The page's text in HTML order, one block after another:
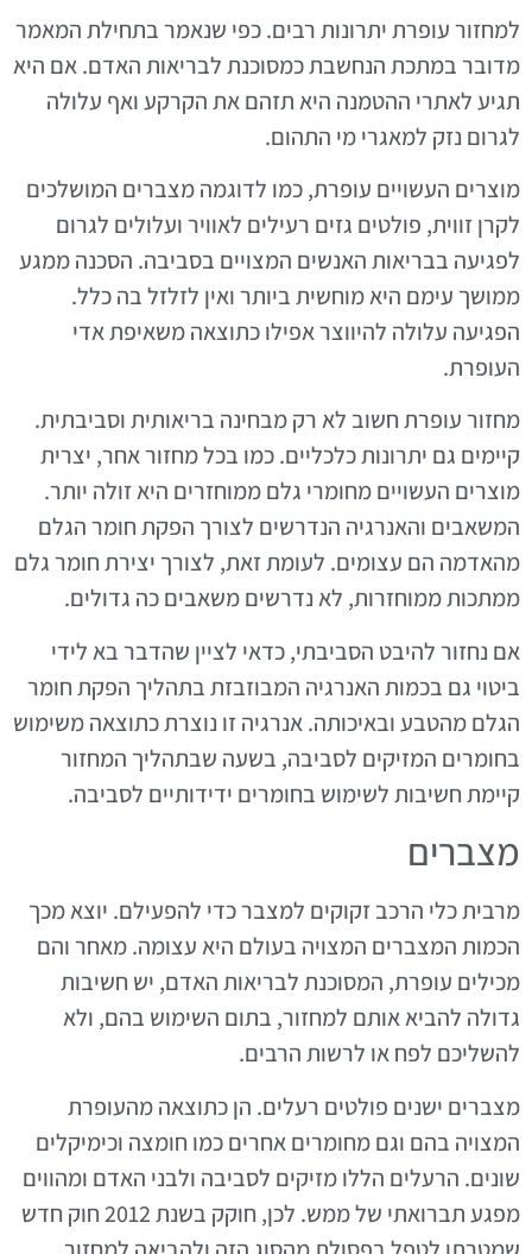
למחזור עופרת יתרונות רבים. כפי שנאמר בתחילת המאמר
מדובר במתכת הנחשבת כמסוכנת לבריאות האדם. אם היא
תגיע לאתרי ההטמנה היא תזהם את הקרקע ואף עלולה
לגרום נזק למאגרי מי התהום.
מוצרים העשויים עופרת, כמו לדוגמה מצברים המושלכים
לקרן זווית, פולטים גזים רעילים לאוויר ועלולים לגרום
לפגיעה בבריאות האנשים המצויים בסביבה. הסכנה ממגע
ממושך עימם היא מוחשית ביותר ואין לזלזל בה כלל.
הפגיעה עלולה להיווצר אפילו כתוצאה משאיפת אדי
העופרת.
מחזור עופרת חשוב לא רק מבחינה בריאותית וסביבתית.
קיימים גם יתרונות כלכליים. כמו בכל מחזור אחר, יצרית
מוצרים העשויים מחומרי גלם ממוחזרים היא זולה יותר.
המשאבים והאנרגיה הנדרשים לצורך הפקת חומר הגלם
מהאדמה הם עצומים. לעומת זאת, לצורך יצירת חומר גלם
ממתכות ממוחזרות, לא נדרשים משאבים כה גדולים.
אם נחזור להיבט הסביבתי, כדאי לציין שהדבר בא לידי
ביטוי גם בכמות האנרגיה המבוזבזת בתהליך הפקת חומר
הגלם מהטבע ובאיכותה. אנרגיה זו נוצרת כתוצאה משימוש
בחומרים המזיקים לסביבה, בשעה שבתהליך המחזור
קיימת חשיבות לשימוש בחומרים ידידותיים לסביבה.
מצברים
מרבית כלי הרכב זקוקים למצבר כדי להפעילם. יוצא מכך
הכמות המצברים המצויה בעולם היא עצומה. מאחר והם
מכילים עופרת, המסוכנת לבריאות האדם, יש חשיבות
גדולה להביא אותם למחזור, בתום השימוש בהם, ולא
להשליכם לפח או לרשות הרבים.
מצברים ישנים פולטים רעלים. הן כתוצאה מהעופרת
המצויה בהם וגם מחומרים אחרים כמו חומצה וכימיקלים
שונים. הרעלים הללו מזיקים לסביבה ולבני האדם ומהווים
מפגע תברואתי של ממש. לכן, חוקק בשנת 2012 חוק חדש